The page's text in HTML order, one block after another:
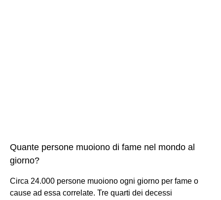
Quante persone muoiono di fame nel mondo al
giorno?
Circa 24.000 persone muoiono ogni giorno per fame o
cause ad essa correlate. Tre quarti dei decessi